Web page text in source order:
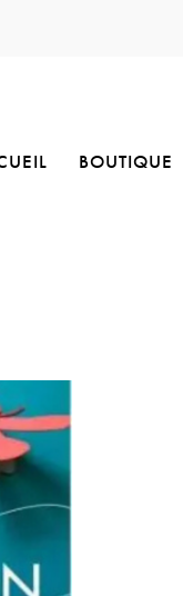
BOUTIQUE